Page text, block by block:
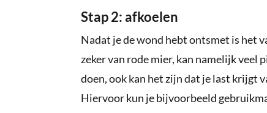
Stap 2: afkoelen
Nadat je de wond hebt ontsmet is het
zeker van rode mier, kan namelijk veel
doen, ook kan het zijn dat je last krijgt
Hiervoor kun je bijvoorbeeld